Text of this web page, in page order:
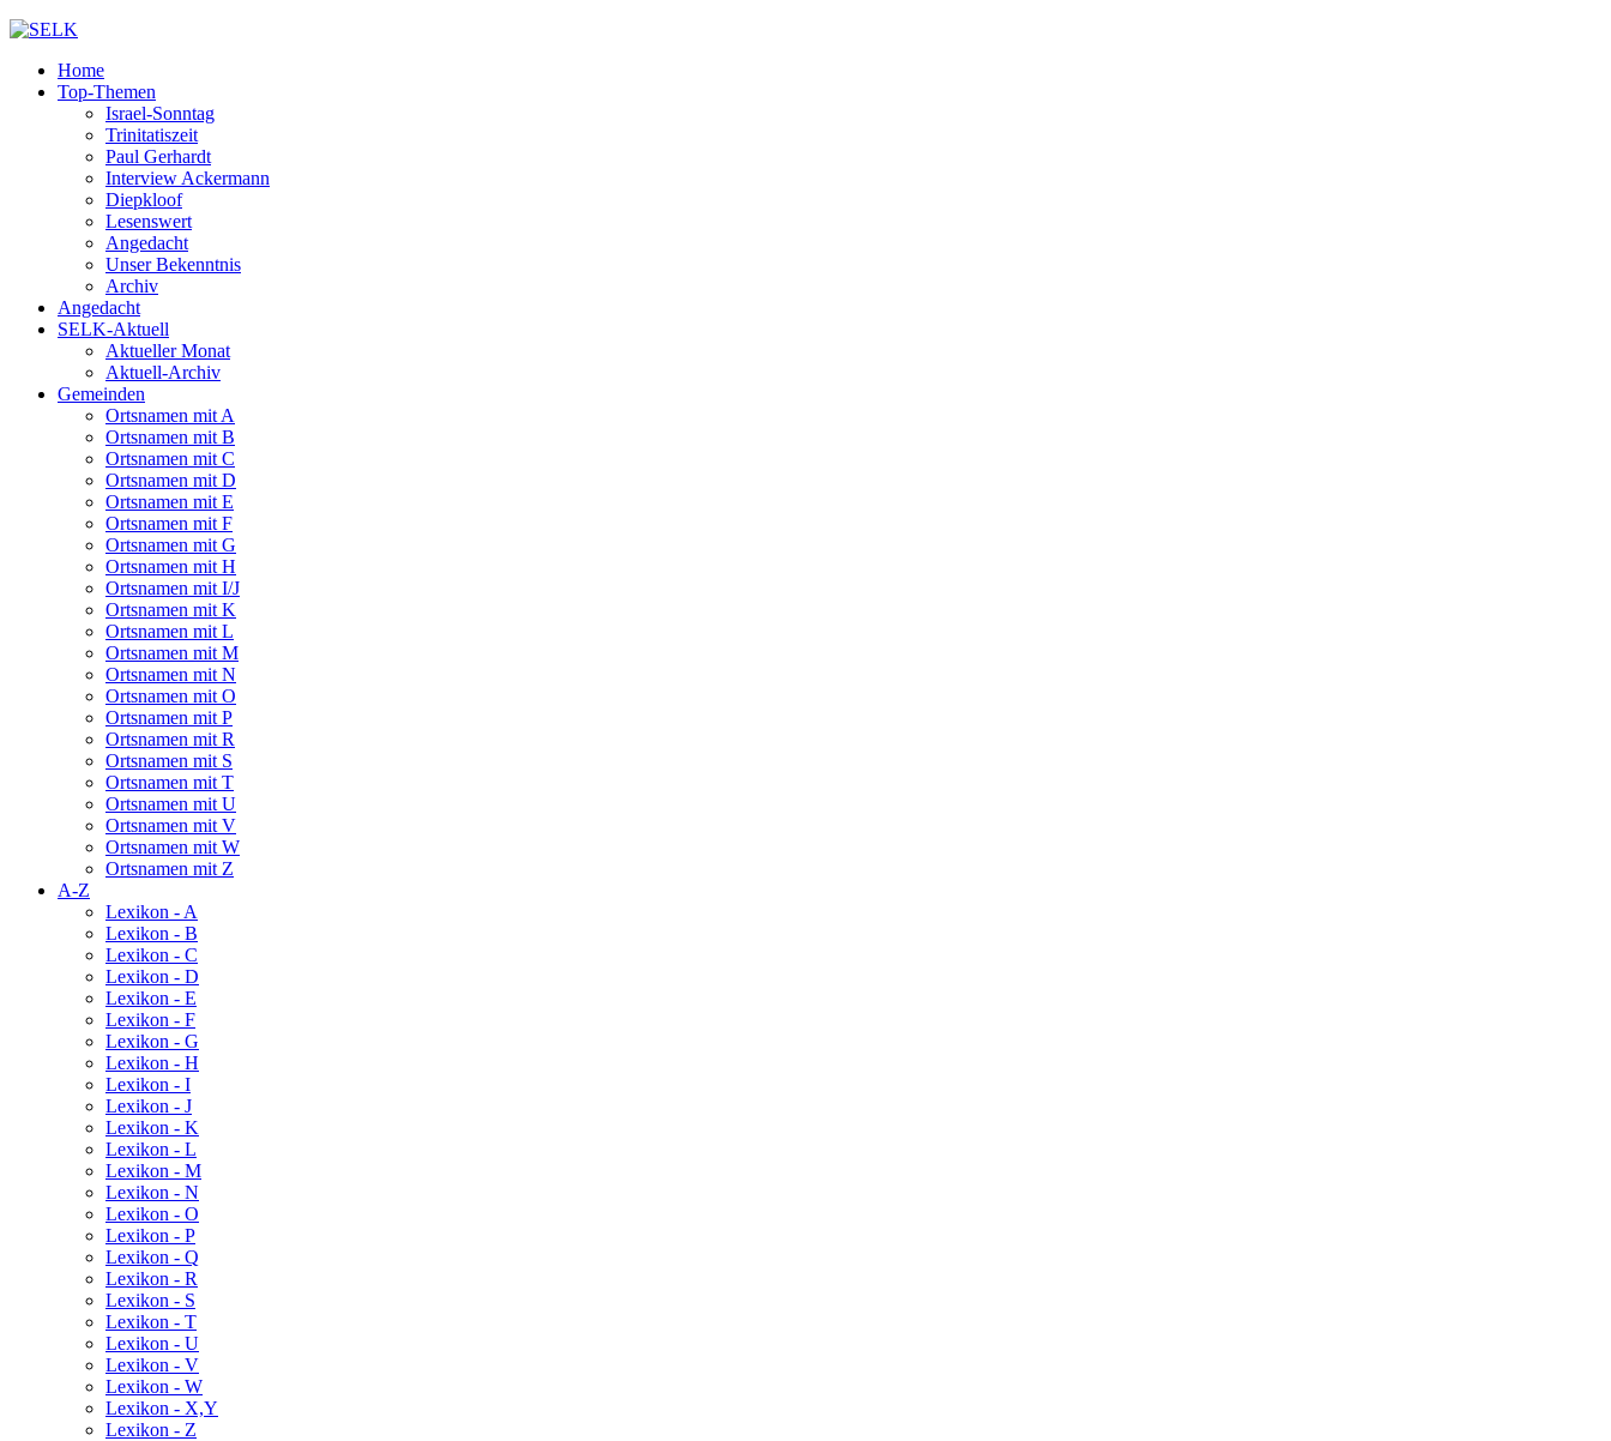
Home
Top-Themen
Israel-Sonntag
Trinitatiszeit
Paul Gerhardt
Interview Ackermann
Diepkloof
Lesenswert
Angedacht
Unser Bekenntnis
Archiv
Angedacht
SELK-Aktuell
Aktueller Monat
Aktuell-Archiv
Gemeinden
Ortsnamen mit A
Ortsnamen mit B
Ortsnamen mit C
Ortsnamen mit D
Ortsnamen mit E
Ortsnamen mit F
Ortsnamen mit G
Ortsnamen mit H
Ortsnamen mit I/J
Ortsnamen mit K
Ortsnamen mit L
Ortsnamen mit M
Ortsnamen mit N
Ortsnamen mit O
Ortsnamen mit P
Ortsnamen mit R
Ortsnamen mit S
Ortsnamen mit T
Ortsnamen mit U
Ortsnamen mit V
Ortsnamen mit W
Ortsnamen mit Z
A-Z
Lexikon - A
Lexikon - B
Lexikon - C
Lexikon - D
Lexikon - E
Lexikon - F
Lexikon - G
Lexikon - H
Lexikon - I
Lexikon - J
Lexikon - K
Lexikon - L
Lexikon - M
Lexikon - N
Lexikon - O
Lexikon - P
Lexikon - Q
Lexikon - R
Lexikon - S
Lexikon - T
Lexikon - U
Lexikon - V
Lexikon - W
Lexikon - X,Y
Lexikon - Z